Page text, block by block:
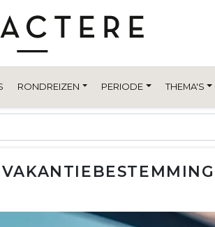
RONDREIZEN PERIODE THEMA'S